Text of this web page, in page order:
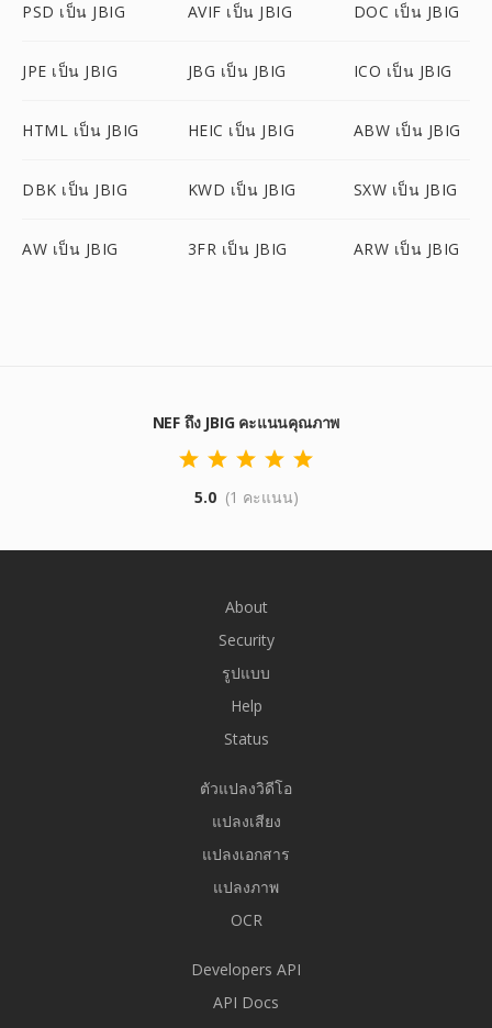
PSD เป็น JBIG AVIF เป็น JBIG DOC เป็น JBIG
JPE เป็น JBIG JBG เป็น JBIG ICO เป็น JBIG
HTML เป็น JBIG HEIC เป็น JBIG ABW เป็น JBIG
DBK เป็น JBIG KWD เป็น JBIG SXW เป็น JBIG
AW เป็น JBIG 3FR เป็น JBIG ARW เป็น JBIG
NEF ถึง JBIG คะแนนคุณภาพ
5.0 (1 คะแนน)
About
Security
รูปแบบ
Help
Status
ตัวแปลงวิดีโอ
แปลงเสียง
แปลงเอกสาร
แปลงภาพ
OCR
Developers API
API Docs